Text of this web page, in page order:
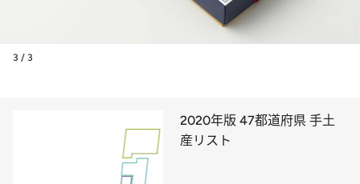
3 / 3
2020年版 47都道府県 手土
産リスト